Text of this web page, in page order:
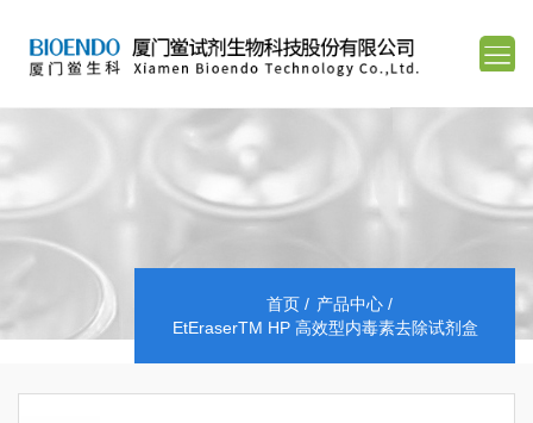
首页
产品中心
EtEraserTM HP 高效型内毒素去除试剂盒